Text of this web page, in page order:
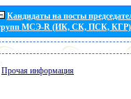
Кандидаты на посты
МСЭ-R (ИК, СК, ПСК, КГР)
Прочая информация